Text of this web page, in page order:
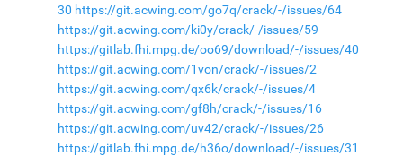
30 https://git.acwing.com/go7q/crack/-/issues/64
https://git.acwing.com/ki0y/crack/-/issues/59
https://gitlab.fhi.mpg.de/oo69/download/-/issues/40
https://git.acwing.com/1von/crack/-/issues/2
https://git.acwing.com/qx6k/crack/-/issues/4
https://git.acwing.com/gf8h/crack/-/issues/16
https://git.acwing.com/uv42/crack/-/issues/26
https://gitlab.fhi.mpg.de/h36o/download/-/issues/31